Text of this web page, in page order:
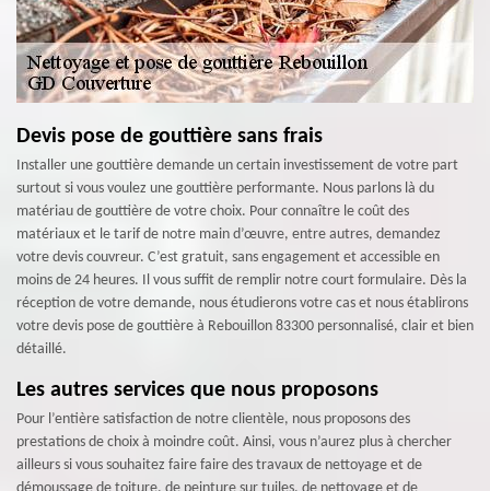
Devis pose de gouttière sans frais
Installer une gouttière demande un certain investissement de votre part
surtout si vous voulez une gouttière performante. Nous parlons là du
matériau de gouttière de votre choix. Pour connaître le coût des
matériaux et le tarif de notre main d’œuvre, entre autres, demandez
votre devis couvreur. C’est gratuit, sans engagement et accessible en
moins de 24 heures. Il vous suffit de remplir notre court formulaire. Dès la
réception de votre demande, nous étudierons votre cas et nous établirons
votre devis pose de gouttière à Rebouillon 83300 personnalisé, clair et bien
détaillé.
Les autres services que nous proposons
Pour l’entière satisfaction de notre clientèle, nous proposons des
prestations de choix à moindre coût. Ainsi, vous n’aurez plus à chercher
ailleurs si vous souhaitez faire faire des travaux de nettoyage et de